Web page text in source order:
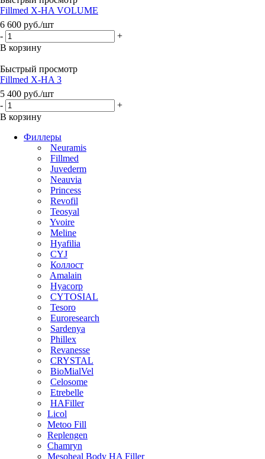
Fillmed X-HA VOLUME
6 600 руб./шт
-
+
В корзину
Быстрый просмотр
Fillmed X-HA 3
5 400 руб./шт
-
+
В корзину
Филлеры
Neuramis
Fillmed
Juvederm
Neauvia
Princess
Revofil
Teosyal
Yvoire
Meline
Hyafilia
CYJ
Коллост
Amalain
Hyacorp
CYTOSIAL
Tesoro
Euroresearch
Sardenya
Phillex
Revanesse
CRYSTAL
BioMialVel
Celosome
Etrebelle
HAFiller
Licol
Metoo Fill
Replengen
Chamryn
Mesoheal Body HA Filler